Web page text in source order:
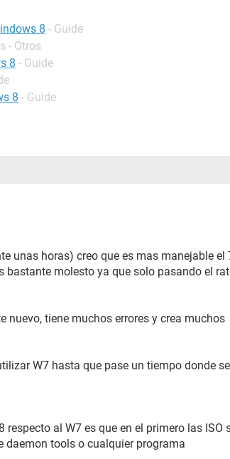
8 - Guide
- Otros
8 - Guide
8 - Guide
unas horas) creo que es mas manejable el
bastante molesto ya que solo pasando el
nuevo, tiene muchos errores y crea muchos
W7 hasta que pase un tiempo donde
respecto al W7 es que en el primero las ISO
daemon tools o cualquier programa